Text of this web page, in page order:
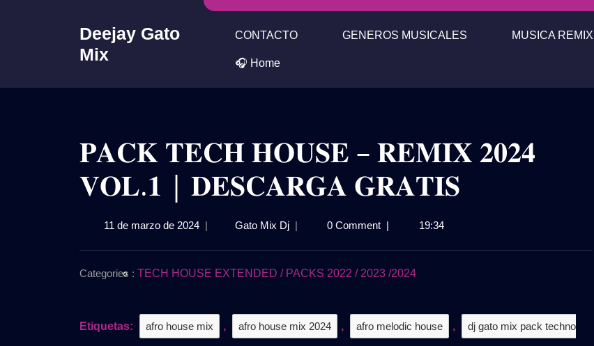
Deejay Gato
Mix
CONTACTO GENEROS MUSICALES MUSICA REMIX
🎧 Home
𝐏𝐀𝐂𝐊 𝐓𝐄𝐂𝐇 𝐇𝐎𝐔𝐒𝐄 – 𝐑𝐄𝐌𝐈𝐗 𝟐𝟎𝟐𝟒
𝐕𝐎𝐋.𝟏 | 𝐃𝐄𝐒𝐂𝐀𝐑𝐆𝐀 𝐆𝐑𝐀𝐓𝐈𝐒
11 de marzo de 202411
de
| Gato Mix Dj𝐏𝐀𝐂𝐊
–
𝐕𝐎𝐋.𝟏
|
| 0 Comment | 19:34
Categories : TECH HOUSE EXTENDED / PACKS 2022 / 2023 /2024
Etiquetas: afro house mix , afro house mix 2024 , afro melodic house , dj gato mix pack techno